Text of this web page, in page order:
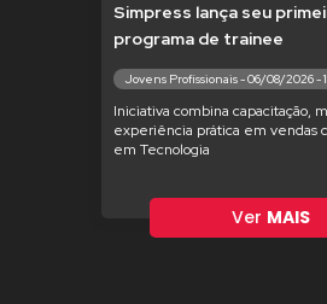
Simpress lança seu
programa de trainee
Jovens Profissionais - 06/08/2026 -
Iniciativa combina capacitação,
experiência prática em vendas
em Tecnologia
Ver MAIS